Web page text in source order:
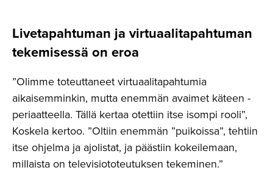
Livetapah­tuman ja virtuaali­ta­pah­tuman
tekemisessä on eroa
”Olimme toteuttaneet virtuaalitapahtumia
aikaisemminkin, mutta enemmän avaimet käteen -
periaatteella. Tällä kertaa otettiin itse isompi rooli”,
Koskela kertoo. ”Oltiin enemmän ”puikoissa”, tehtiin
itse ohjelma ja ajolistat, ja päästiin kokeilemaan,
millaista on televisiototeutuksen tekeminen.”